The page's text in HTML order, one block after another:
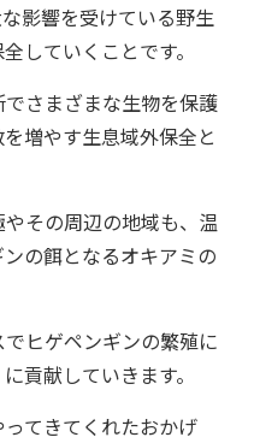
影響を受けている野生
していくことです。
さまざまな生物を保護
増やす生息域外保全と
その周辺の地域も、温
の餌となるオキアミの
ヒゲペンギンの繁殖に
貢献していきます。
てきてくれたおかげ